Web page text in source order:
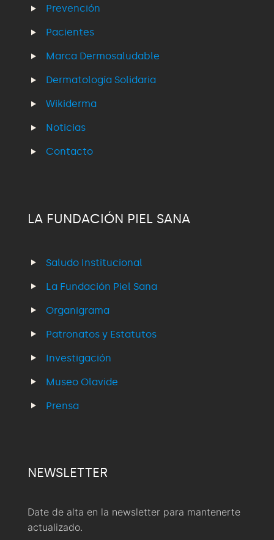
Prevención
Pacientes
Marca Dermosaludable
Dermatología Solidaria
Wikiderma
Noticias
Contacto
LA FUNDACIÓN PIEL SANA
Saludo Institucional
La Fundación Piel Sana
Organigrama
Patronatos y Estatutos
Investigación
Museo Olavide
Prensa
NEWSLETTER
Date de alta en la newsletter para mantenerte
actualizado.